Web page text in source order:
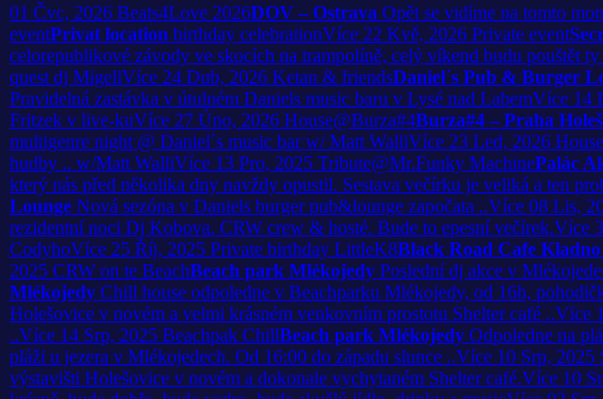
01 Čvc, 2026 Beats4Love 2026DOV – Ostrava Opět se vidíme na tomto
eventPrivat location birthday celebrationVíce 22 Kvě, 2026 Private event
celorepublikové závody ve skocích na trampolíně, celý víkend budu pouštět
quest dj MigellVíce 24 Dub, 2026 Ketan & friendsDaniel´s Pub & Burger
Pravidelná zastávka v útulném Daniels music baru v Lysé nad LabemVíce 14
Fritzek v live-kuVíce 27 Úno, 2026 House@Burza#4Burza#4 – Praha
multigenre night @ Daniel´s music bar w/ Matt WalliVíce 23 Led, 2026
hudby .. w/Matt WalliVíce 13 Pro, 2025 Tribute@Mr.Funky MachinePalác
který nás před několika dny navždy opustil. Sestava večírku je veliká a ten
Lounge Nová sezóna v Daniels burger pub&lounge započata ..Více 08 Lis,
rezidentní noci Dj Kobova. CRW crew & hosté. Bude to epesní večírek.Více
CodyhoVíce 25 Říj, 2025 Private birthday LittleK8Black Road Cafe Kladno
2025 CRW on te BeachBeach park Mlékojedy Poslední dj akce v
Mlékojedy Chill house odpoledne v Beachparku Mlékojedy, od 16h,
Holešovice v novém a velmi krásném venkovním prostotu Shelter café ..Více
..Více 14 Srp, 2025 Beachpak ChillBeach park Mlékojedy Odpoledne na
pláži u jezera v Mlékojedech. Od 16:00 do západu slunce ..Více 10 Srp, 2025
výstavišti Holešovice v novém a dokonale vychytaném Shelter café.Více 10